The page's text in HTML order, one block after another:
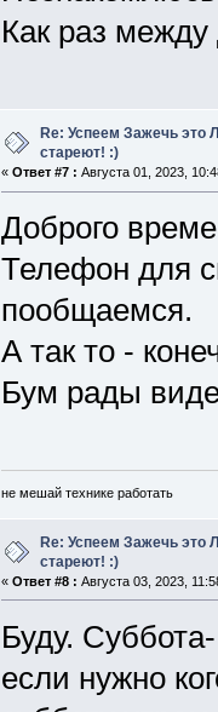
Как раз
Re: Успеем Зажечь это
стареют! :)
« Ответ #7 : Августа 01, 2023,
Доброго
Телефон для
пообщаемся.
А так то -
Бум рады
не мешай технике работать
Re: Успеем Зажечь это
стареют! :)
« Ответ #8 : Августа 03, 2023,
Буду.
если нужно